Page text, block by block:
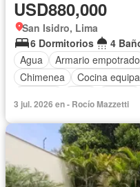
USD880,000
San Isidro, Lima
6 Dormitorios
4
Agua
Armario empotrado
Chimenea
Cocina
3 jul. 2026 en - Rocío Mazzetti